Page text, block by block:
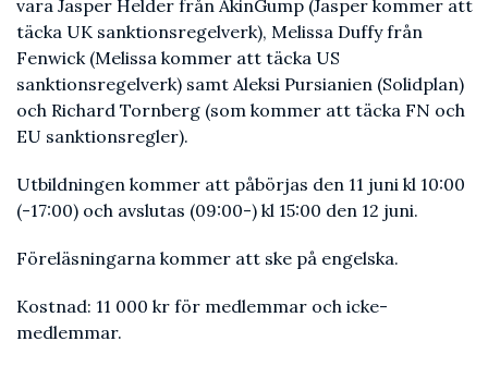
vara Jasper Helder från AkinGump (Jasper kommer att
täcka UK sanktionsregelverk), Melissa Duffy från
Fenwick (Melissa kommer att täcka US
sanktionsregelverk) samt Aleksi Pursianien (Solidplan)
och Richard Tornberg (som kommer att täcka FN och
EU sanktionsregler).
Utbildningen kommer att påbörjas den 11 juni kl 10:00
(-17:00) och avslutas (09:00-) kl 15:00 den 12 juni.
Föreläsningarna kommer att ske på engelska.
Kostnad: 11 000 kr för medlemmar och icke-
medlemmar.